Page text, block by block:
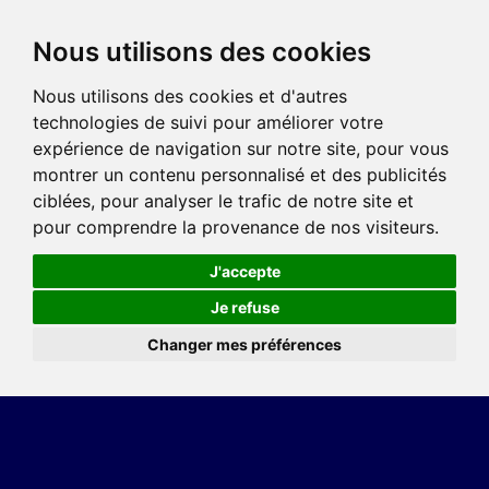
Nous utilisons des cookies
Nous utilisons des cookies et d'autres
technologies de suivi pour améliorer votre
expérience de navigation sur notre site, pour vous
montrer un contenu personnalisé et des publicités
ciblées, pour analyser le trafic de notre site et
pour comprendre la provenance de nos visiteurs.
J'accepte
Je refuse
Changer mes préférences